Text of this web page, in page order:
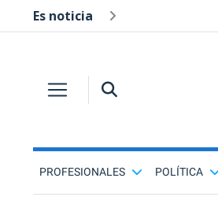
Es noticia
PROFESIONALES POLÍTICA